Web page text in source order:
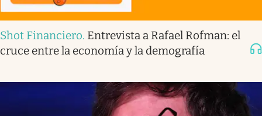
Shot Financiero. Entrevista a Rafael Rofman: el
cruce entre la economía y la demografía